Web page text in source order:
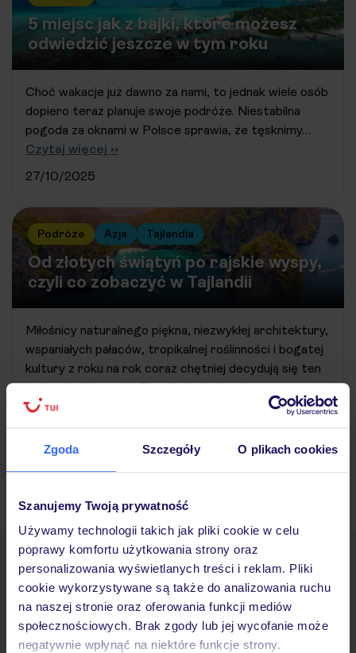
Zgoda Szczegóły O plikach cookies
Szanujemy Twoją prywatność
Używamy technologii takich jak pliki cookie w celu
poprawy komfortu użytkowania strony oraz
personalizowania wyświetlanych treści i reklam. Pliki
cookie wykorzystywane są także do analizowania ruchu
na naszej stronie oraz oferowania funkcji mediów
społecznościowych. Brak zgody lub jej wycofanie może
negatywnie wpłynąć na niektóre funkcje strony.
5 miejsc jak z bajki, które możesz
odwiedzić jeszcze w tym roku
Choć wakacje już dawno za nami, to jednak wiele osób
dopiero teraz planuje swoje podróże. Niestabilna
pogoda za oknami w Polsce sprawia, że tęsknimy…
Czytaj więcej ››
27/10/2025
Podróże Azja Tajlandia
Od złotych świątyń po rajskie wyspy,
czyli co zobaczyć w Tajlandii
Miłośnicy naturalnego piękna, niezwykłej architektury,
wspaniałych pałaców, tropikalnej roślinności i bogatej
kultury z roku na rok coraz chętniej decydują się ten
wakacyjny kierunek. To…Czytaj więcej ››
16/09/2025
Pobierz bezpłatną aplikację TUI
Szybkie wyszukiwanie i przeglądanie ofert
Lista ulubionych ofert i możliwość ich udostępniania
Historia wyszukiwań i ostatnio oglądanych ofert
Kontakt z TUI i wszystkie informacje o Twojej rezerwacji w myTUI